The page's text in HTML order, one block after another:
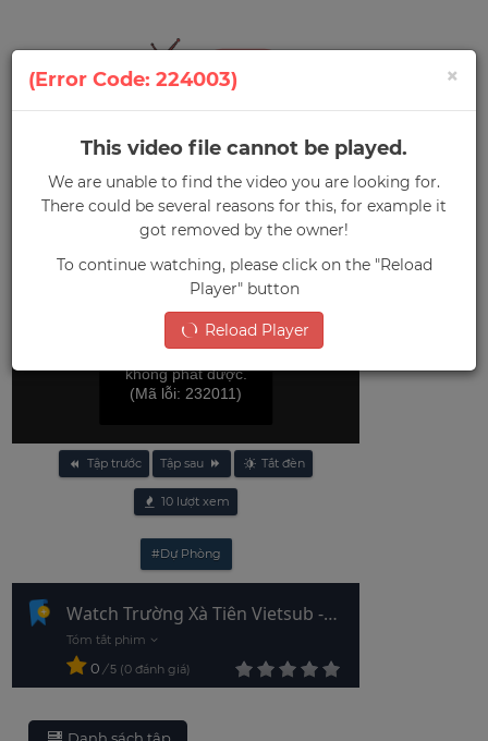
Menu
Trường Xà Tiên
File video này
không phát được.
(Mã lỗi: 232011)
Tập trước Tập sau Tắt đèn
10 lượt xem
#Dự Phòng
Watch Trường Xà Tiên Vietsub -
HD
0 / 5 0 đánh giá
×
(Error Code: 224003)
This video file cannot be played.
We are unable to find the video you are looking for.
There could be several reasons for this, for example it
got removed by the owner!
To continue watching, please click on the "Reload
Player" button
Reload Player